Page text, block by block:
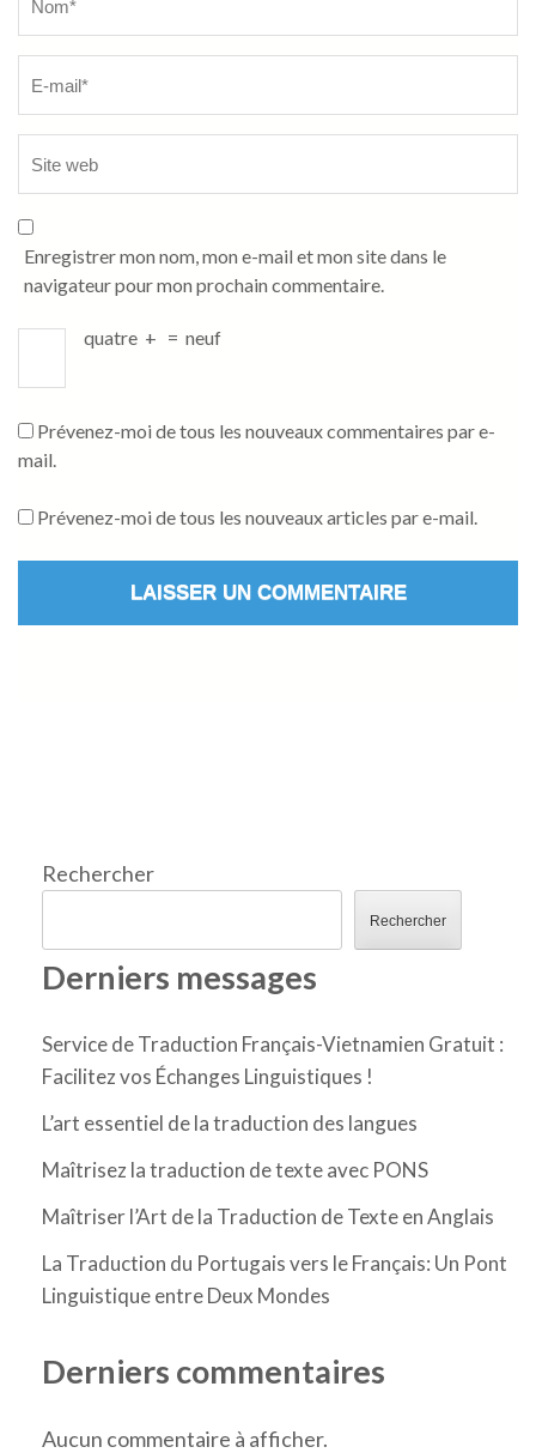
Enregistrer mon nom, mon e-mail et mon site dans le
navigateur pour mon prochain commentaire.
quatre + = neuf
Prévenez-moi de tous les nouveaux commentaires par e-
mail.
Prévenez-moi de tous les nouveaux articles par e-mail.
Rechercher
Rechercher
Derniers messages
Service de Traduction Français-Vietnamien Gratuit :
Facilitez vos Échanges Linguistiques !
L’art essentiel de la traduction des langues
Maîtrisez la traduction de texte avec PONS
Maîtriser l’Art de la Traduction de Texte en Anglais
La Traduction du Portugais vers le Français: Un Pont
Linguistique entre Deux Mondes
Derniers commentaires
Aucun commentaire à afficher.